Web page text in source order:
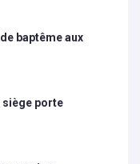
baptême aux
siège porte